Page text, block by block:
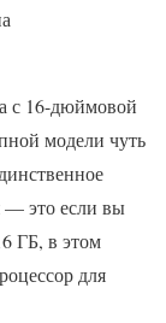
с 16-дюймовой
модели чуть
— это если вы
ГБ, в этом
для